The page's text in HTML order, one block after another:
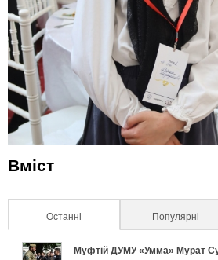
Вміст
Останні (активна вкладка)Популярні
Муфтій ДУМУ «Умма» Мурат